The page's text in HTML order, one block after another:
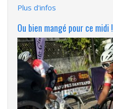
Plus d'infos
Ou bien mangé pour ce midi !